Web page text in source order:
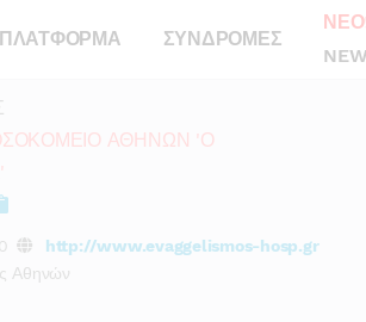
ΠΛΑΤΦΟΡΜΑ ΣΥΝΔΡΟΜΕΣ
ΑΘΗΝΩΝ 'Ο
http://www.evaggelismos-hosp.gr
Αθηνών